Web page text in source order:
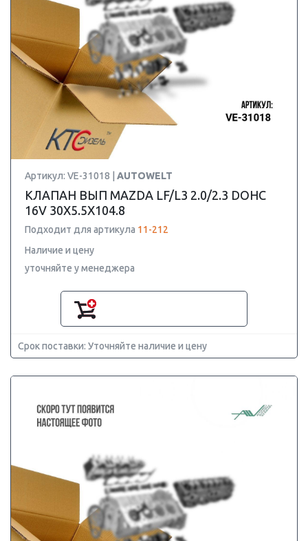
Артикул: VE-31018 | AUTOWELT
КЛАПАН ВЫП MAZDA LF/L3 2.0/2.3 DOHC
16V 30X5.5X104.8
Подходит для артикула 11-212
Наличие и цену
уточняйте у менеджера
Срок поставки: Уточняйте наличие и цену